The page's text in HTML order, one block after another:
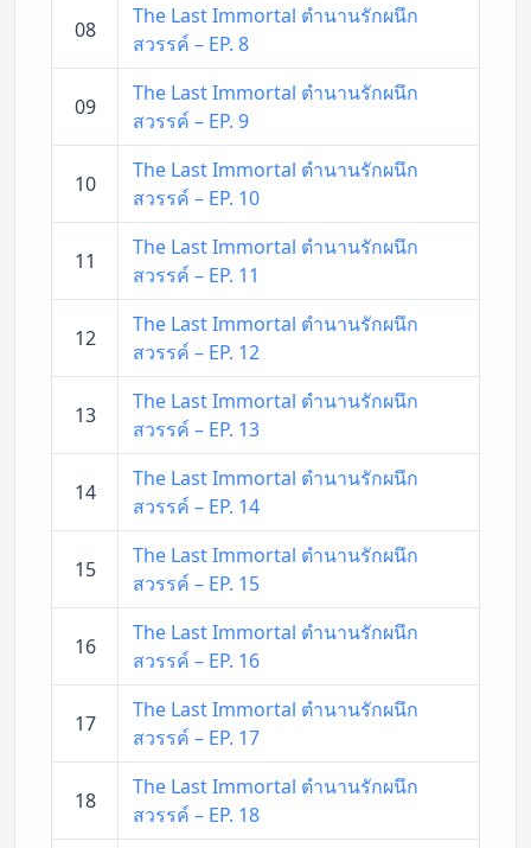
08
The Last Immortal ตำนานรักผนึก
สวรรค์ – EP. 8
09
The Last Immortal ตำนานรักผนึก
สวรรค์ – EP. 9
10
The Last Immortal ตำนานรักผนึก
สวรรค์ – EP. 10
11
The Last Immortal ตำนานรักผนึก
สวรรค์ – EP. 11
12
The Last Immortal ตำนานรักผนึก
สวรรค์ – EP. 12
13
The Last Immortal ตำนานรักผนึก
สวรรค์ – EP. 13
14
The Last Immortal ตำนานรักผนึก
สวรรค์ – EP. 14
15
The Last Immortal ตำนานรักผนึก
สวรรค์ – EP. 15
16
The Last Immortal ตำนานรักผนึก
สวรรค์ – EP. 16
17
The Last Immortal ตำนานรักผนึก
สวรรค์ – EP. 17
18
The Last Immortal ตำนานรักผนึก
สวรรค์ – EP. 18